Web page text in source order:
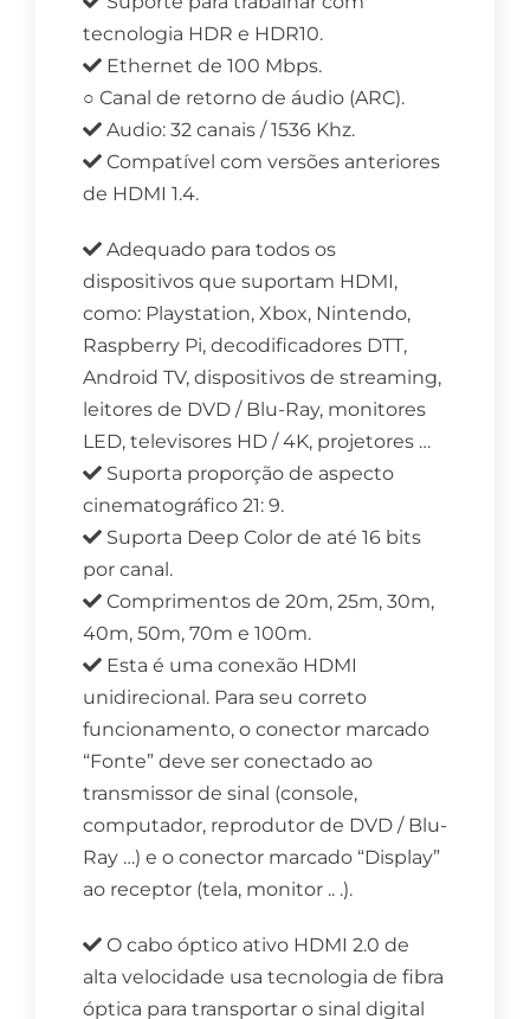
tecnologia HDR e HDR10.
Ethernet de 100 Mbps.
○ Canal de retorno de áudio (ARC).
Audio: 32 canais / 1536 Khz.
Compatível com versões anteriores
de HDMI 1.4.
Adequado para todos os
dispositivos que suportam HDMI,
como: Playstation, Xbox, Nintendo,
Raspberry Pi, decodificadores DTT,
Android TV, dispositivos de streaming,
leitores de DVD / Blu-Ray, monitores
LED, televisores HD / 4K, projetores …
Suporta proporção de aspecto
cinematográfico 21: 9.
Suporta Deep Color de até 16 bits
por canal.
Comprimentos de 20m, 25m, 30m,
40m, 50m, 70m e 100m.
Esta é uma conexão HDMI
unidirecional. Para seu correto
funcionamento, o conector marcado
“Fonte” deve ser conectado ao
transmissor de sinal (console,
computador, reprodutor de DVD / Blu-
Ray …) e o conector marcado “Display”
ao receptor (tela, monitor .. .).
O cabo óptico ativo HDMI 2.0 de
alta velocidade usa tecnologia de fibra
óptica para transportar o sinal digital